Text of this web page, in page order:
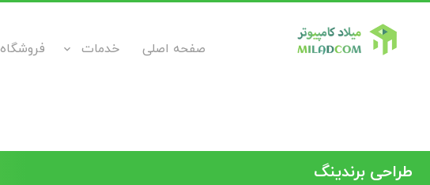
صفحه اصلی خدمات فروشگاه
طراحی برندینگ